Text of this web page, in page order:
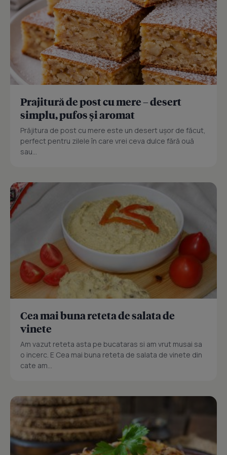
Prajitură de post cu mere – desert
simplu, pufos și aromat
Prăjitura de post cu mere este un desert ușor de făcut,
perfect pentru zilele în care vrei ceva dulce fără ouă
sau...
Cea mai buna reteta de salata de
vinete
Am vazut reteta asta pe bucataras si am vrut musai sa
o incerc. E Cea mai buna reteta de salata de vinete din
cate am...